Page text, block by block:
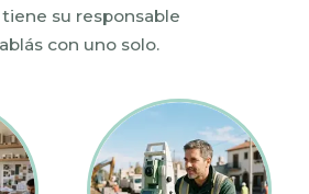
su responsable
con uno solo.